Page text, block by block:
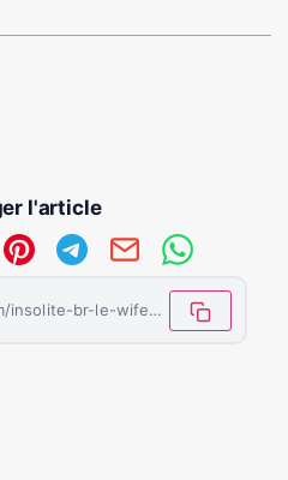
l'article
https://letemoinhaiti.com/insolite-br-le-wife-carrying/